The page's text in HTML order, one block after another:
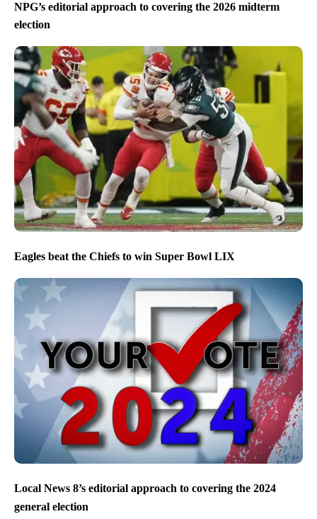
NPG’s editorial approach to covering the 2026 midterm
election
Eagles beat the Chiefs to win Super Bowl LIX
Local News 8’s editorial approach to covering the 2024
general election